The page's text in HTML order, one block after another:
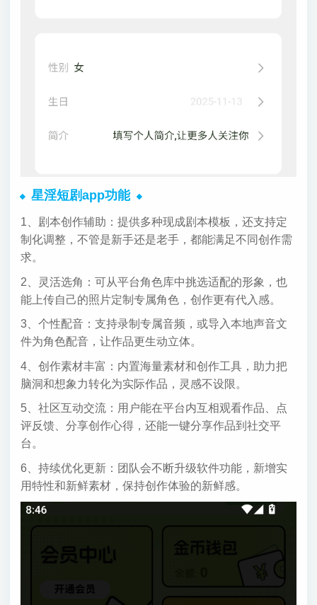
星淫短剧app功能
1、剧本创作辅助：提供多种现成剧本模板，还支持定
制化调整，不管是新手还是老手，都能满足不同创作需
求。
2、灵活选角：可从平台角色库中挑选适配的形象，也
能上传自己的照片定制专属角色，创作更有代入感。
3、个性配音：支持录制专属音频，或导入本地声音文
件为角色配音，让作品更生动立体。
4、创作素材丰富：内置海量素材和创作工具，助力把
脑洞和想象力转化为实际作品，灵感不设限。
5、社区互动交流：用户能在平台内互相观看作品、点
评反馈、分享创作心得，还能一键分享作品到社交平
台。
6、持续优化更新：团队会不断升级软件功能，新增实
用特性和新鲜素材，保持创作体验的新鲜感。